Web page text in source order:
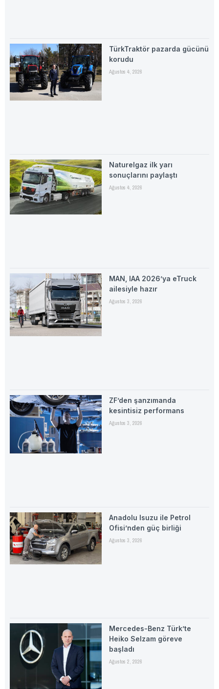
TürkTraktör pazarda gücünü
korudu
Ağustos 4, 2026
Naturelgaz ilk yarı
sonuçlarını paylaştı
Ağustos 4, 2026
MAN, IAA 2026’ya eTruck
ailesiyle hazır
Ağustos 3, 2026
ZF’den şanzımanda
kesintisiz performans
Ağustos 3, 2026
Anadolu Isuzu ile Petrol
Ofisi’nden güç birliği
Ağustos 3, 2026
Mercedes-Benz Türk’te
Heiko Selzam göreve
başladı
Ağustos 2, 2026